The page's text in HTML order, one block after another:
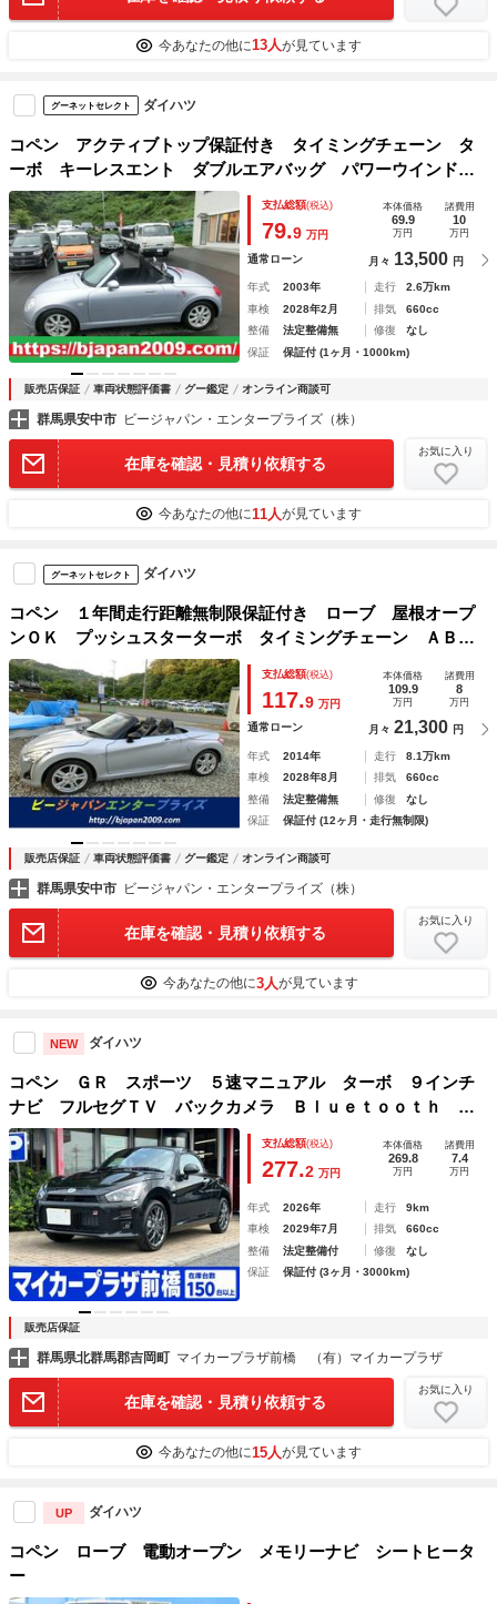
今あなたの他に13人が見ています
グーネットセレクト ダイハツ
コペン アクティブトップ保証付き タイミングチェーン タ
ーボ キーレスエント ダブルエアバッグ パワーウインド
ＡＢＳ ＰＳ エアＢ ナビ
支払総額(税込)
79.9 万円
本体価格
69.9
万円
諸費用
10
万円
通常ローン 月々 13,500 円
年式 2003年 走行
2.6万km
車検
2028年2月 排気
660cc
整備
法定整備無 修復
なし
保証
保証付 (1ヶ月・1000km)
販売店保証 車両状態評価書 グー鑑定 オンライン商談可
群馬県安中市 ビージャパン・エンタープライズ（株）
在庫を確認・見積り依頼する
お気に入り
今あなたの他に11人が見ています
グーネットセレクト ダイハツ
コペン １年間走行距離無制限保証付き ローブ 屋根オープ
ンＯＫ プッシュスターターボ タイミングチェーン ＡＢ
Ｓ ＥＴＣ
支払総額(税込)
117.9 万円
本体価格
109.9
万円
諸費用
8
万円
通常ローン 月々 21,300 円
年式 2014年 走行
8.1万km
車検
2028年8月 排気
660cc
整備
法定整備無 修復
なし
保証
保証付 (12ヶ月・走行無制限)
販売店保証 車両状態評価書 グー鑑定 オンライン商談可
群馬県安中市 ビージャパン・エンタープライズ（株）
在庫を確認・見積り依頼する
お気に入り
今あなたの他に3人が見ています
NEW ダイハツ
コペン ＧＲ スポーツ ５速マニュアル ターボ ９インチ
ナビ フルセグＴＶ バックカメラ Ｂｌｕｅｔｏｏｔｈ ス
マートキー ＬＥＤヘッドライト ＢＢＳ鍛造１６インチアル
ミ レカロシート シートヒーター 届出済未使用車
支払総額(税込)
277.2 万円
本体価格
269.8
万円
諸費用
7.4
万円
年式 2026年 走行
9km
車検
2029年7月 排気
660cc
整備
法定整備付 修復
なし
保証
保証付 (3ヶ月・3000km)
販売店保証
群馬県北群馬郡吉岡町 マイカープラザ前橋 （有）マイカープラザ
在庫を確認・見積り依頼する
お気に入り
今あなたの他に15人が見ています
UP ダイハツ
コペン ローブ 電動オープン メモリーナビ シートヒータ
ー